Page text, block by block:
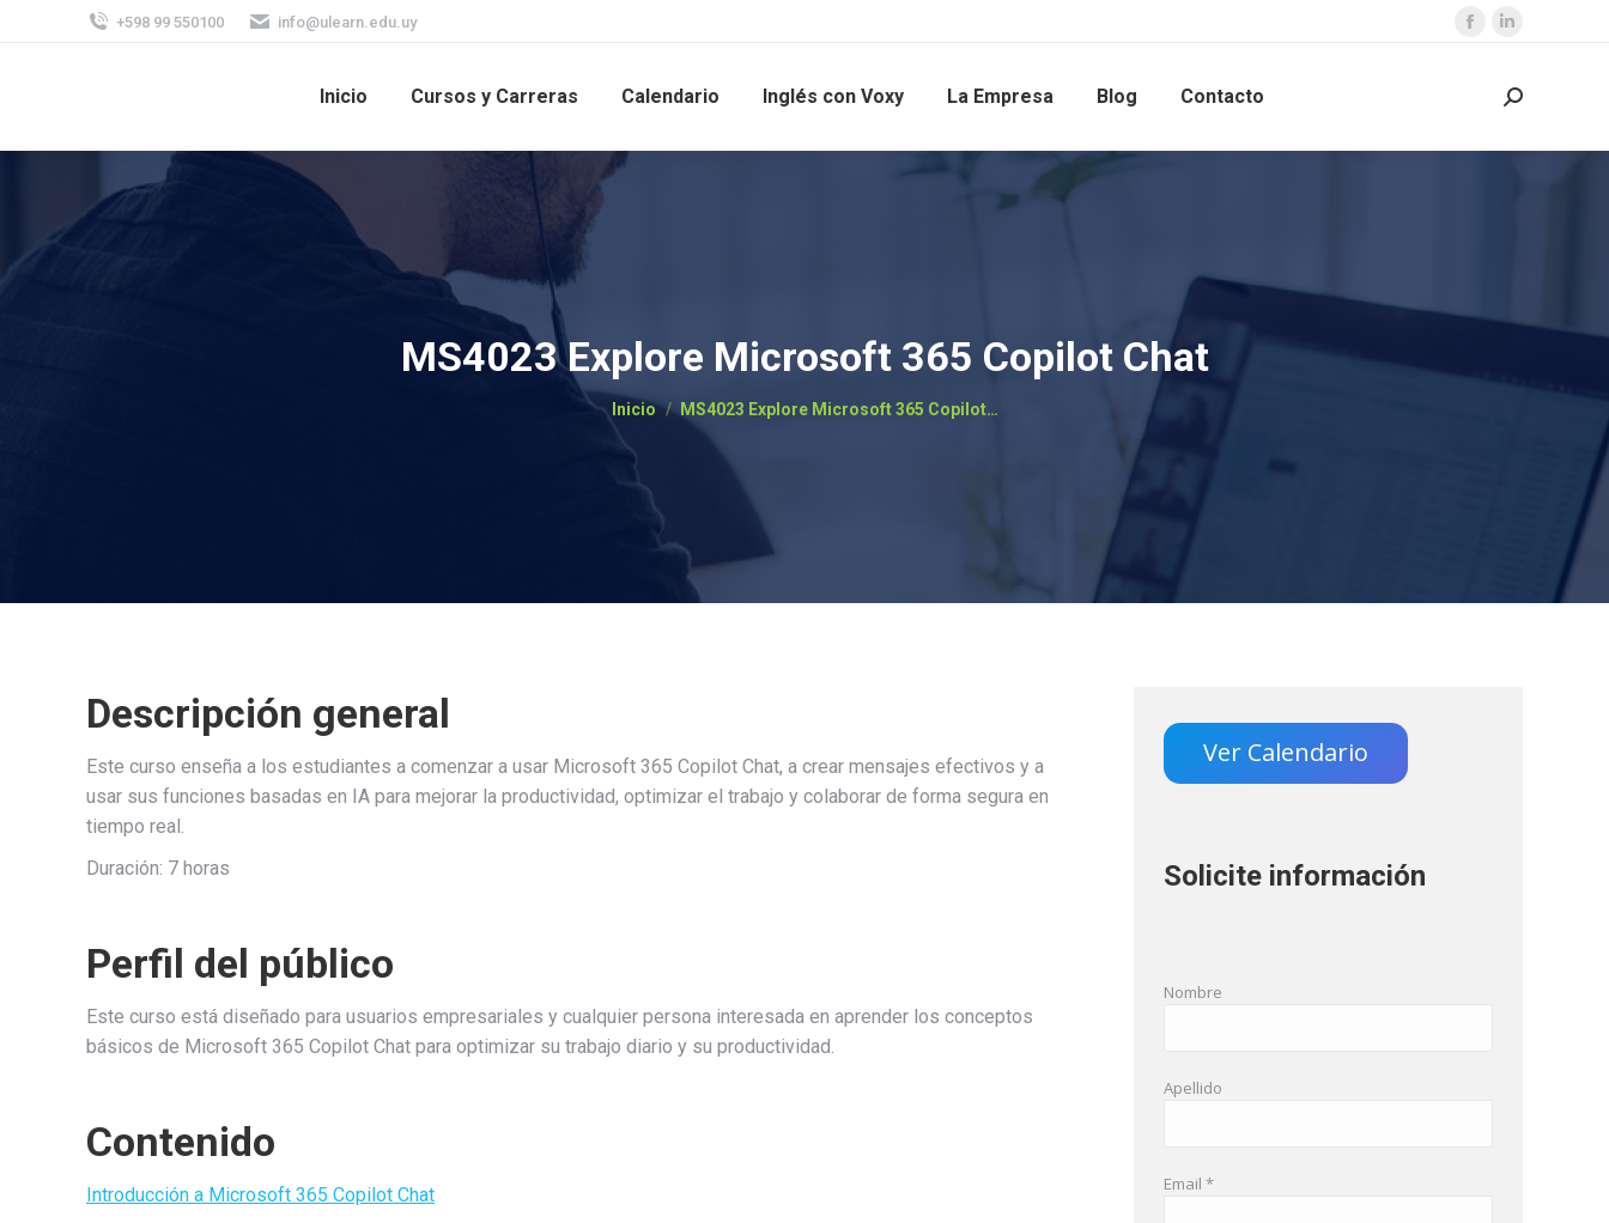
+598 99 550100 info@ulearn.edu.uy
Inicio Cursos y Carreras Calendario Inglés con Voxy La Empresa Blog Contacto
MS4023 Explore Microsoft 365 Copilot Chat
Estás aquí:
Inicio MS4023 Explore Microsoft 365 Copilot…
Descripción general
Este curso enseña a los estudiantes a comenzar a usar Microsoft 365 Copilot Chat, a crear mensajes efectivos y a
usar sus funciones basadas en IA para mejorar la productividad, optimizar el trabajo y colaborar de forma segura en
tiempo real.
Duración: 7 horas
Perfil del público
Este curso está diseñado para usuarios empresariales y cualquier persona interesada en aprender los conceptos
básicos de Microsoft 365 Copilot Chat para optimizar su trabajo diario y su productividad.
Contenido
Introducción a Microsoft 365 Copilot Chat
Ver Calendario
Solicite información
Nombre
Apellido
Email *